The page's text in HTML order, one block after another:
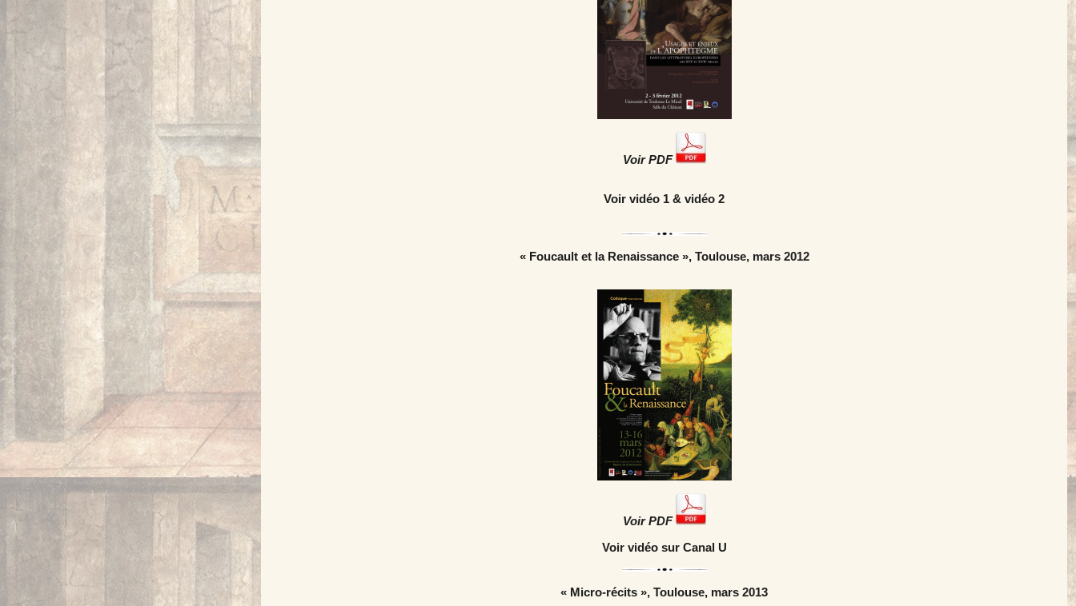
Voir PDF
Voir vidéo 1 & vidéo 2
« Foucault et la Renaissance », Toulouse, mars 2012
Voir PDF
Voir vidéo sur Canal U
« Micro-récits », Toulouse, mars 2013